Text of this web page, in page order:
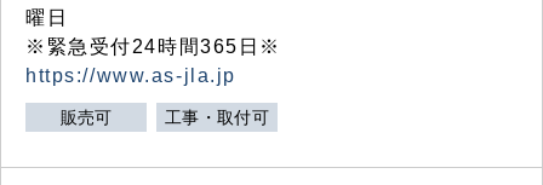
曜日
※緊急受付24時間365日※
https://www.as-jla.jp
販売可 工事・取付可